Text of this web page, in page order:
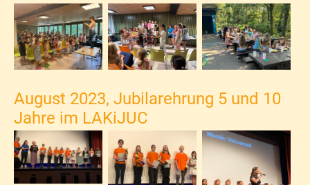
August 2023, Jubilarehrung 5 und 10
Jahre im LAKiJUC